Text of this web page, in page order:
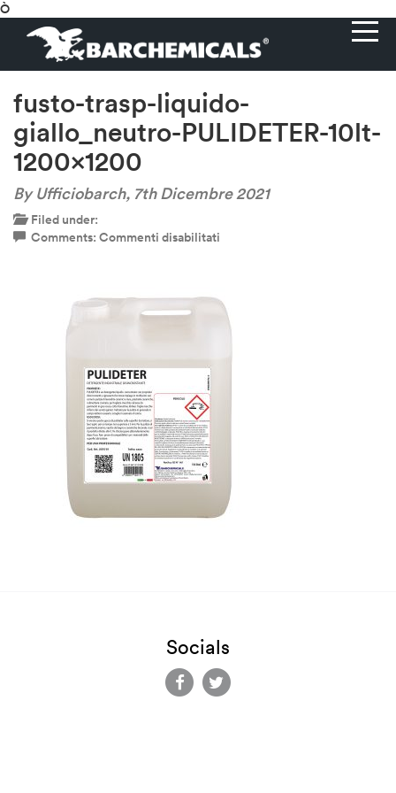
Ò
fusto-trasp-liquido-
giallo_neutro-PULIDETER-10lt-
1200×1200
By Ufficiobarch, 7th Dicembre 2021
Filed under:
Comments: Commenti disabilitati
giallo_neutro-
PULIDETER-
1200×1200
Socials